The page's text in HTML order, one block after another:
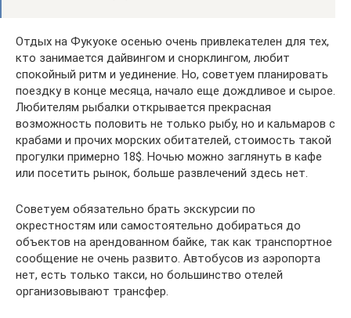
Отдых на Фукуоке осенью очень привлекателен для тех,
кто занимается дайвингом и снорклингом, любит
спокойный ритм и уединение. Но, советуем планировать
поездку в конце месяца, начало еще дождливое и сырое.
Любителям рыбалки открывается прекрасная
возможность половить не только рыбу, но и кальмаров с
крабами и прочих морских обитателей, стоимость такой
прогулки примерно 18$. Ночью можно заглянуть в кафе
или посетить рынок, больше развлечений здесь нет.
Советуем обязательно брать экскурсии по
окрестностям или самостоятельно добираться до
объектов на арендованном байке, так как транспортное
сообщение не очень развито. Автобусов из аэропорта
нет, есть только такси, но большинство отелей
организовывают трансфер.